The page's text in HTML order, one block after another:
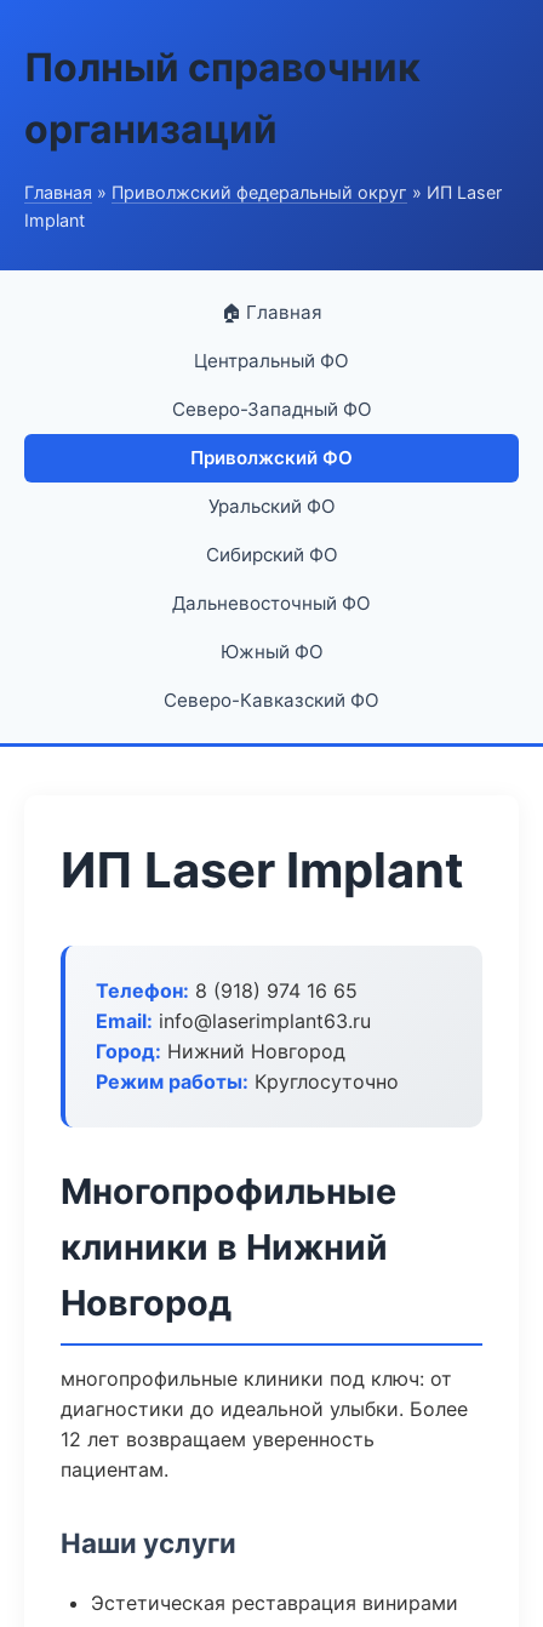
Полный справочник
организаций
Главная » Приволжский федеральный округ » ИП Laser
Implant
🏠 Главная
Центральный ФО
Северо-Западный ФО
Приволжский ФО
Уральский ФО
Сибирский ФО
Дальневосточный ФО
Южный ФО
Северо-Кавказский ФО
ИП Laser Implant
Телефон: 8 (918) 974 16 65
Email: info@laserimplant63.ru
Город: Нижний Новгород
Режим работы: Круглосуточно
Многопрофильные
клиники в Нижний
Новгород
многопрофильные клиники под ключ: от
диагностики до идеальной улыбки. Более
12 лет возвращаем уверенность
пациентам.
Наши услуги
Эстетическая реставрация винирами